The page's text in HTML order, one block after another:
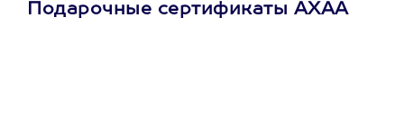
Подарочные сертификаты АХАА